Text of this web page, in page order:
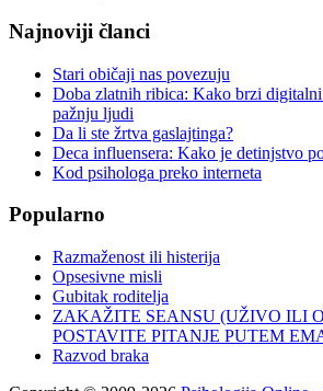
Najnoviji članci
Stari običaji nas povezuju
Doba zlatnih ribica: Kako brzi digitalni
pažnju ljudi
Da li ste žrtva gaslajtinga?
Deca influensera: Kako je detinjstvo
Kod psihologa preko interneta
Popularno
Razmaženost ili histerija
Opsesivne misli
Gubitak roditelja
ZAKAŽITE SEANSU (UŽIVO ILI
POSTAVITE PITANJE PUTEM
Razvod braka